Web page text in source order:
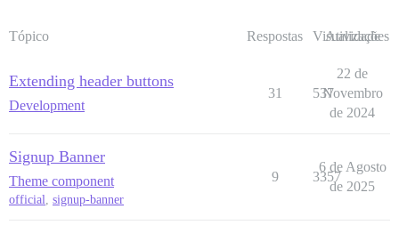
Tópico Respostas Visualizações
Atividade
Extending header buttons
Development
31 537
22 de
Novembro
de 2024
Signup Banner
Theme component
official, signup-banner
9 3357
6 de Agosto
de 2025